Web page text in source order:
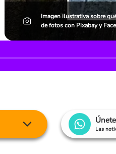
Imagen ilustrativa sobre
de fotos con Pixabay y
Las